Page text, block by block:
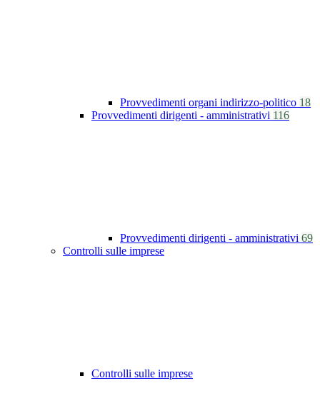
Provvedimenti organi indirizzo-politico 18
Provvedimenti dirigenti - amministrativi 116
Provvedimenti dirigenti - amministrativi 69
Controlli sulle imprese
Controlli sulle imprese